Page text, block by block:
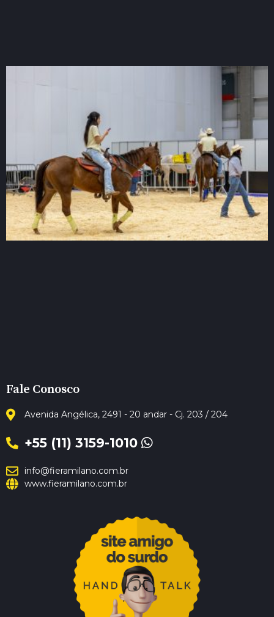
Fale Conosco
Avenida Angélica, 2491 - 20 andar - Cj. 203 / 204
+55 (11) 3159-1010
info@fieramilano.com.br
www.fieramilano.com.br